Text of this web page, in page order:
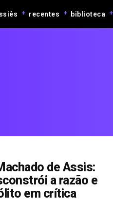
recentes biblioteca
de Assis:
a razão e
em crítica